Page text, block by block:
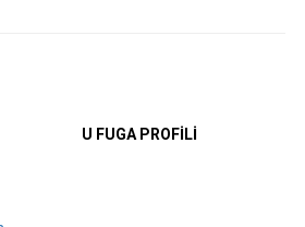
U FUGA PROFILI